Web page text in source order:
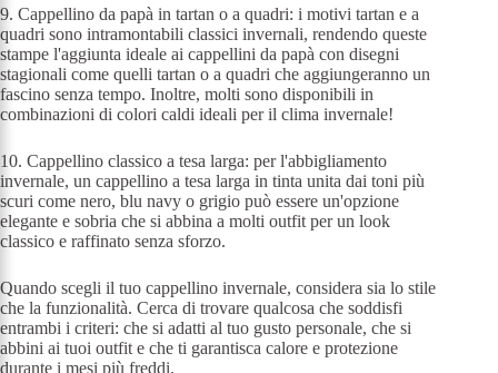
9. Cappellino da papà in tartan o a quadri: i motivi tartan e a
quadri sono intramontabili classici invernali, rendendo queste
stampe l'aggiunta ideale ai cappellini da papà con disegni
stagionali come quelli tartan o a quadri che aggiungeranno un
fascino senza tempo. Inoltre, molti sono disponibili in
combinazioni di colori caldi ideali per il clima invernale!
10. Cappellino classico a tesa larga: per l'abbigliamento
invernale, un cappellino a tesa larga in tinta unita dai toni più
scuri come nero, blu navy o grigio può essere un'opzione
elegante e sobria che si abbina a molti outfit per un look
classico e raffinato senza sforzo.
Quando scegli il tuo cappellino invernale, considera sia lo stile
che la funzionalità. Cerca di trovare qualcosa che soddisfi
entrambi i criteri: che si adatti al tuo gusto personale, che si
abbini ai tuoi outfit e che ti garantisca calore e protezione
durante i mesi più freddi.